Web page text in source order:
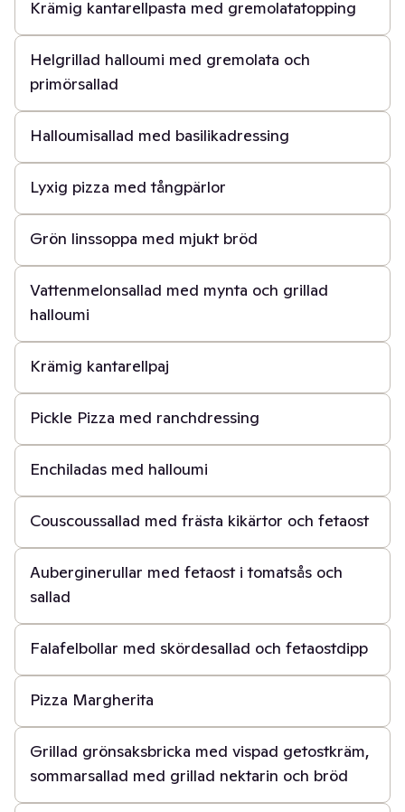
Krämig kantarellpasta med gremolatatopping
40 min
Helgrillad halloumi med gremolata och
primörsallad
20 min
Halloumisallad med basilikadressing
20 min
Lyxig pizza med tångpärlor
40 min
Grön linssoppa med mjukt bröd
20 min
Vattenmelonsallad med mynta och grillad
halloumi
1 t
Krämig kantarellpaj
30 min
Pickle Pizza med ranchdressing
30 min
Enchiladas med halloumi
30 min
Couscoussallad med frästa kikärtor och fetaost
40 min
Auberginerullar med fetaost i tomatsås och
sallad
40 min
Falafelbollar med skördesallad och fetaostdipp
2 t
Pizza Margherita
45 min
Grillad grönsaksbricka med vispad getostkräm,
sommarsallad med grillad nektarin och bröd
50 min